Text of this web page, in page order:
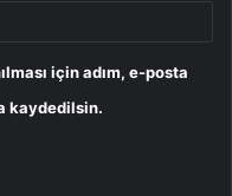
için adım, e-posta
kaydedilsin.